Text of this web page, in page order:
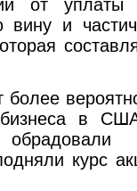
от уплаты
вину и
более
бизнеса в
курс